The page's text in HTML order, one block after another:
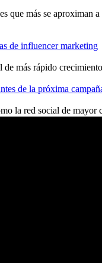
que más se
de influencer marketing
más rápido
de la próxima
la red social de